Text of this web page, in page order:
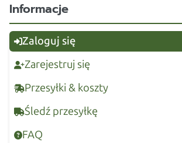
Informacje
Zaloguj się
Zarejestruj się
Przesyłki & koszty
Śledź przesyłkę
FAQ